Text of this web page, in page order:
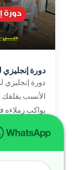
دورة
دورة إنجليزي
الأنسب يقلقك
يواكب
للأطفال في
وتخشى أن...